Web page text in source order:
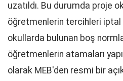
uzatıldı. Bu durumda proje
öğretmenlerin tercihleri iptal
okullarda bulunan boş
öğretmenlerin atamaları
olarak MEB'den resmi bir